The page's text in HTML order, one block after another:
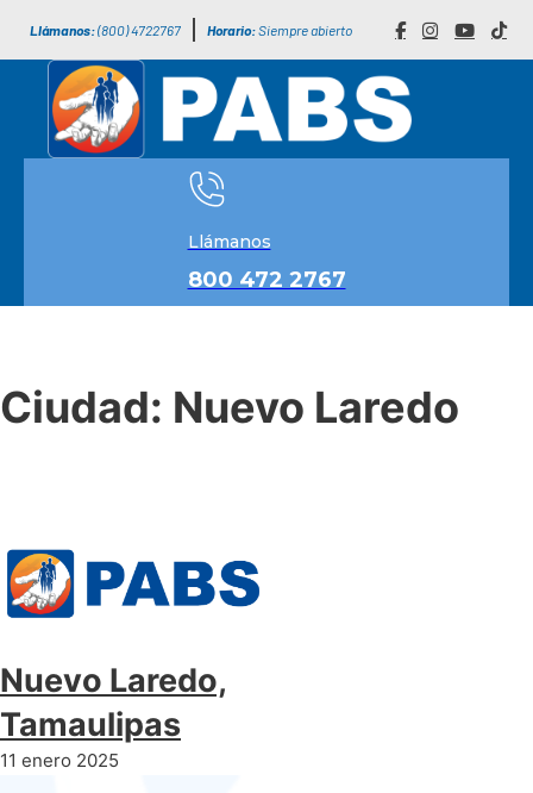
Llámanos:(800) 4722767 Horario:Siempre abierto
Llámanos
800 472 2767
Ciudad: Nuevo Laredo
Nuevo Laredo,
Tamaulipas
11 enero 2025